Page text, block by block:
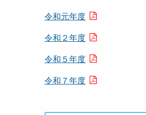
令和元年度
令和２年度
令和５年度
令和７年度